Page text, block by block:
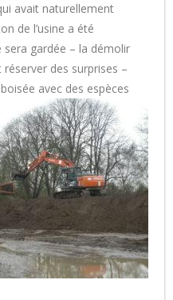
avait naturellement
de l’usine a été
gardée – la démolir
des surprises –
avec des espèces